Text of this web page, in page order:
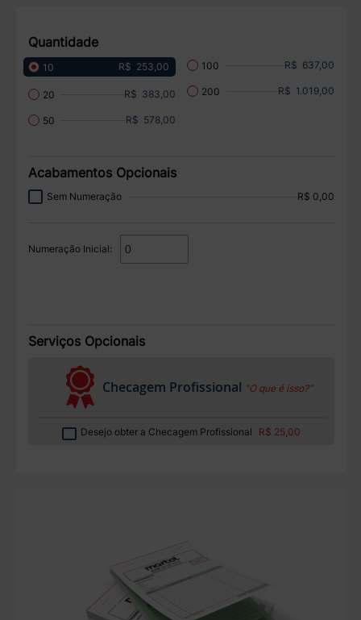
Quantidade
10 R$ 253,00
20 R$ 383,00
50 R$ 578,00
100 R$ 637,00
200 R$ 1.019,00
Acabamentos Opcionais
Sem Numeração R$ 0,00
Numeração Inicial:
Serviços Opcionais
Checagem Profissional “O que é isso?”
Desejo obter a Checagem Profissional R$ 25,00